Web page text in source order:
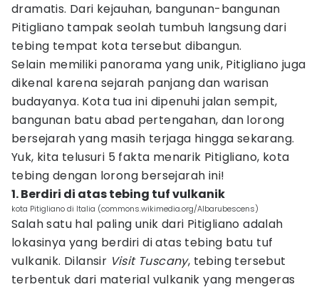
dramatis. Dari kejauhan, bangunan-bangunan
Pitigliano tampak seolah tumbuh langsung dari
tebing tempat kota tersebut dibangun.
Selain memiliki panorama yang unik, Pitigliano juga
dikenal karena sejarah panjang dan warisan
budayanya. Kota tua ini dipenuhi jalan sempit,
bangunan batu abad pertengahan, dan lorong
bersejarah yang masih terjaga hingga sekarang.
Yuk, kita telusuri 5 fakta menarik Pitigliano, kota
tebing dengan lorong bersejarah ini!
1. Berdiri di atas tebing tuf vulkanik
kota Pitigliano di Italia (commons.wikimedia.org/Albarubescens)
Salah satu hal paling unik dari Pitigliano adalah
lokasinya yang berdiri di atas tebing batu tuf
vulkanik. Dilansir Visit Tuscany, tebing tersebut
terbentuk dari material vulkanik yang mengeras